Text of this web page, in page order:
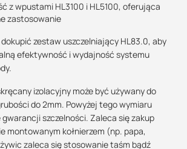
z wpustami HL3100 i HL5100, oferująca
zastosowanie
zestaw uszczelniający HL83.0, aby
efektywność i wydajność systemu
izolacyjny może być używany do
do 2mm. Powyżej tego wymiaru
szczelności. Zaleca się zakup
montowanym kołnierzem (np. papa,
zaleca się stosowanie taśm bądź